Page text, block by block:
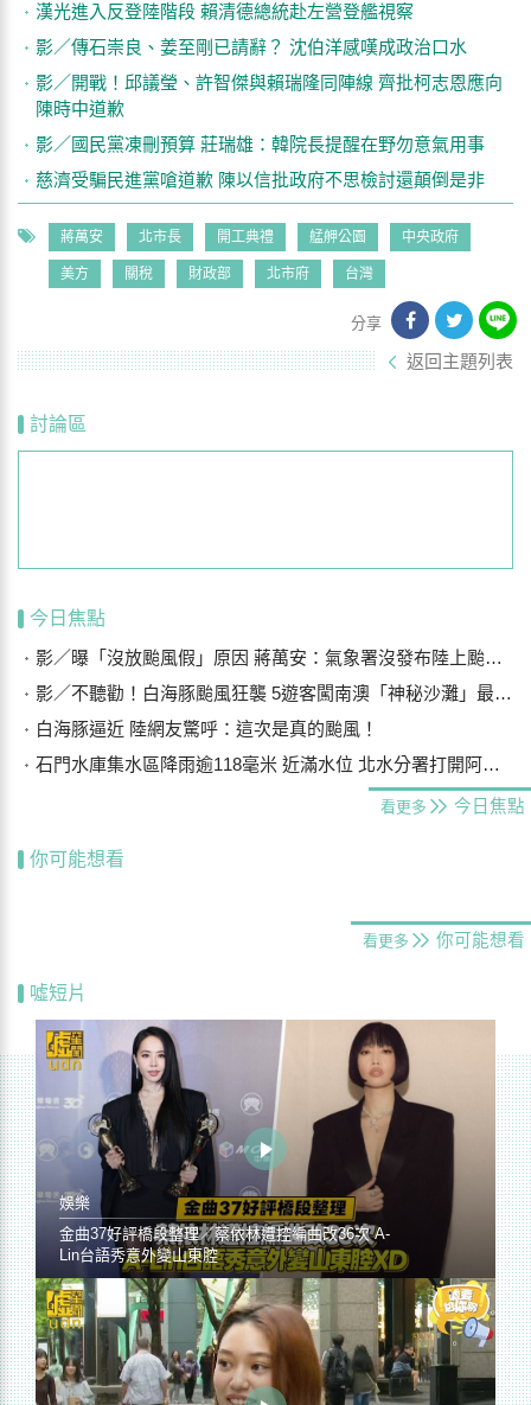
漢光進入反登陸階段 賴清德總統赴左營登艦視察
影／傳石崇良、姜至剛已請辭？ 沈伯洋感嘆成政治口水
影／開戰！邱議瑩、許智傑與賴瑞隆同陣線 齊批柯志恩應向
陳時中道歉
影／國民黨凍刪預算 莊瑞雄：韓院長提醒在野勿意氣用事
慈濟受騙民進黨嗆道歉 陳以信批政府不思檢討還顛倒是非
蔣萬安 北市長 開工典禮 艋舺公園 中央政府
美方 關稅 財政部 北市府 台灣
分享
返回主題列表
討論區
今日焦點
影／曝「沒放颱風假」原因 蔣萬安：氣象署沒發布陸上颱風警報
影／不聽勸！白海豚颱風狂襲 5遊客闖南澳「神秘沙灘」最高罰25萬
白海豚逼近 陸網友驚呼：這次是真的颱風！
石門水庫集水區降雨逾118毫米 近滿水位 北水分署打開阿姆坪防淤隧道
看更多 今日焦點
你可能想看
看更多 你可能想看
噓短片
娛樂
金曲37好評橋段整理／蔡依林遭控編曲改36次 A-
Lin台語秀意外變山東腔